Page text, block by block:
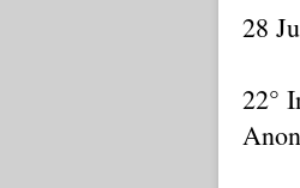
28
22°